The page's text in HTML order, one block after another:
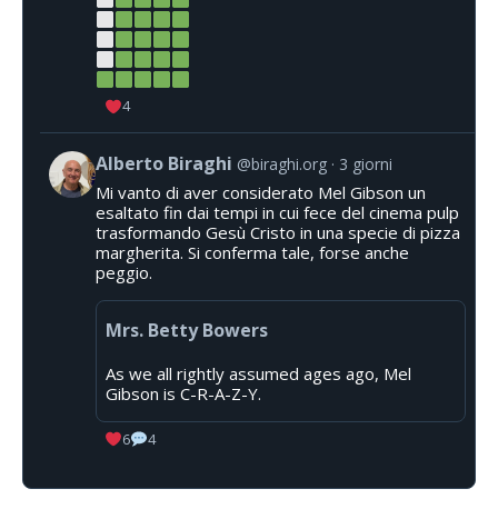
4
Alberto Biraghi @biraghi.org 3 giorni
Mi vanto di aver considerato Mel Gibson un
esaltato fin dai tempi in cui fece del cinema pulp
trasformando Gesù Cristo in una specie di pizza
margherita. Si conferma tale, forse anche
peggio.
Mrs. Betty Bowers
As we all rightly assumed ages ago, Mel
Gibson is C-R-A-Z-Y.
6 4